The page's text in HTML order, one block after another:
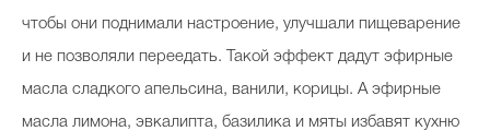
чтобы они поднимали настроение, улучшали пищеварение
и не позволяли переедать. Такой эффект дадут эфирные
масла сладкого апельсина, ванили, корицы. А эфирные
масла лимона, эвкалипта, базилика и мяты избавят кухню